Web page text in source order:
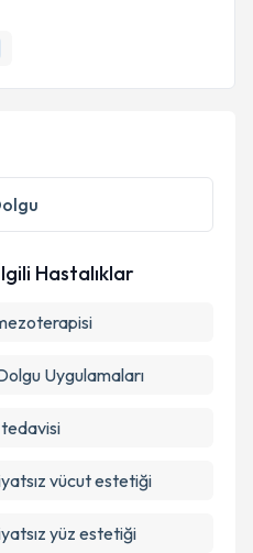
Hastalıklar
Uygulamaları
vücut estetiği
yüz estetiği